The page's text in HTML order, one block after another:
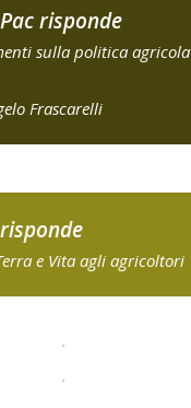
risponde
sulla politica agricola
Frascarelli
e Vita agli agricoltori